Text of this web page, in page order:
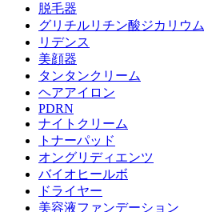
脱毛器
グリチルリチン酸ジカリウム
リデンス
美顔器
タンタンクリーム
ヘアアイロン
PDRN
ナイトクリーム
トナーパッド
オングリディエンツ
バイオヒールボ
ドライヤー
美容液ファンデーション